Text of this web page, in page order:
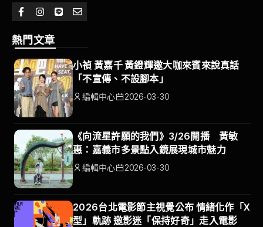
熱門文章
小禎 黃嘉千 黃鐙輝邀大咖來賓來說真話
「不宣傳、不設腳本」
編輯中心 2026-03-30
《向流星許願的我們》3/26開播 黃敏
惠：嘉義市多景點入鏡展現城市魅力
編輯中心 2026-03-30
2026台北電影節主視覺公布 情緒化作「X
型」軌跡 邀影迷「保持好奇」走入電影